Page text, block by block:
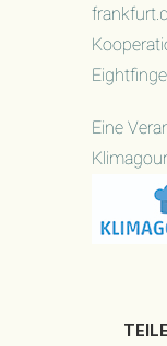
Eine